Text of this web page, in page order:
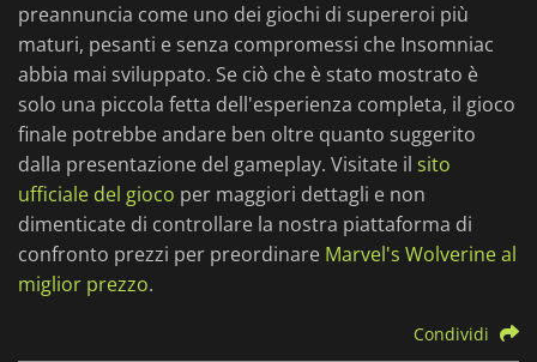
preannuncia come uno dei giochi di supereroi più
maturi, pesanti e senza compromessi che Insomniac
abbia mai sviluppato. Se ciò che è stato mostrato è
solo una piccola fetta dell'esperienza completa, il gioco
finale potrebbe andare ben oltre quanto suggerito
dalla presentazione del gameplay. Visitate il sito
ufficiale del gioco per maggiori dettagli e non
dimenticate di controllare la nostra piattaforma di
confronto prezzi per preordinare Marvel's Wolverine al
miglior prezzo.
Condividi